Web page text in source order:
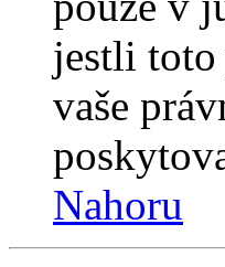
jestli toto
vaše
Nahoru